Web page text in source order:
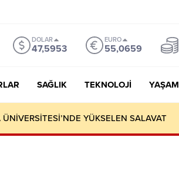
DOLAR
47,5953
EURO
55,0659
SAĞLIK TEKNOLOJI YAŞAM
YÜKSELEN SALAVAT